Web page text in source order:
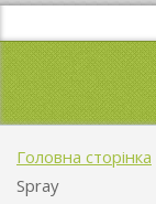
Головна сторінка
Spray